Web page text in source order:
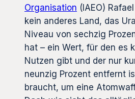
Organisation (IAEO)
kein anderes Land, das
Niveau von sechzig
hat – ein Wert, für den es
Nutzen gibt und der nur
neunzig Prozent entfernt
braucht, um eine